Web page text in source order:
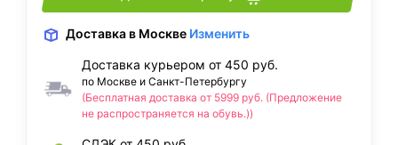
Доставка в Москве Изменить
Доставка курьером от 450 руб.
по Москве и Санкт-Петербургу
(Бесплатная доставка от 5999 руб. (Предложение
не распространяется на обувь.))